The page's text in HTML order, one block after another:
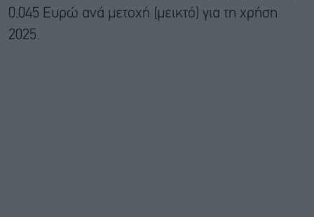
0,045 Ευρώ ανά μετοχή (μεικτό) για τη χρήση
2025.